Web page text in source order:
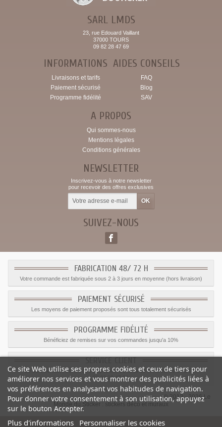
SARL LMDS
23, rue Edouard Vaillant
37000 TOURS
09 82 28 47 69
INFORMATIONS
Livraisons et tarifs
Paiement sécurisé
Programme fidélité
AIDES CONSEILS
FAQ
Blog
SAV
A PROPOS
Qui sommes-nous
Mentions légales
Conditions générales
NEWSLETTER
Inscrivez-vous à notre newsletter
pour recevoir des offres exclusives
SUIVEZ-NOUS
FABRICATION 48/ 72 H
Votre commande est fabriquée sous 2 à 3 jours en moyenne (hors livraison)
PAIEMENT SÉCURISÉ
Les moyens de paiement proposés sont tous totalement sécurisés
PROGRAMME FIDÉLITÉ
Bénéficiez de remises sur vos commandes jusqu'a 10%
Le service client est a votre disposition du lundi au vendredi de 8h à 17h
09.82.28.47.69.
© 2012 - 2026 Le
Monde du Sticker :
stickers déco et muraux
Ce site Web utilise ses propres cookies et ceux de tiers pour
améliorer nos services et vous montrer des publicités liées à
vos préférences en analysant vos habitudes de navigation.
Pour donner votre consentement à son utilisation, appuyez
sur le bouton Accepter.
Plus d'informations Personnaliser les cookies